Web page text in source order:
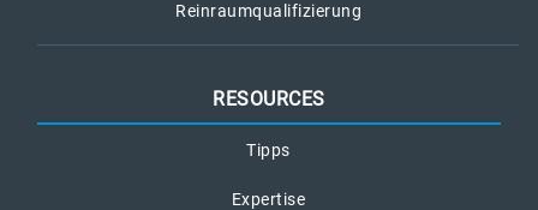
Reinraumqualifizierung
RESOURCES
Tipps
Expertise